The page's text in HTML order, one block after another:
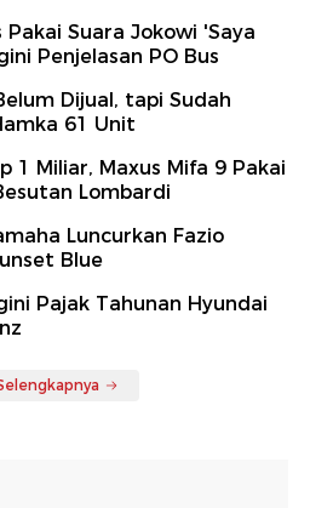
Pakai Suara Jokowi 'Saya
Penjelasan PO Bus
Dijual, tapi Sudah
61 Unit
1 Miliar, Maxus Mifa 9 Pakai
Lombardi
Luncurkan Fazio
Blue
Pajak Tahunan Hyundai